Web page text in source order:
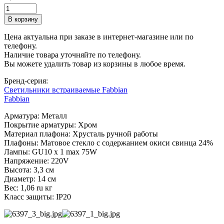
Цена актуальна при заказе в интернет-магазине или по
телефону.
Наличие товара уточняйте по телефону.
Вы можете удалить товар из корзины в любое время.
Бренд-серия:
Светильники встраиваемые Fabbian
Fabbian
Арматура: Металл
Покрытие арматуры: Хром
Материал плафона: Хрусталь ручной работы
Плафоны: Матовое стекло с содержанием окиси свинца 24%
Лампы: GU10 x 1 max 75W
Напряжение: 220V
Высота: 3,3 см
Диаметр: 14 см
Вес: 1,06 ru кг
Класс защиты: IP20